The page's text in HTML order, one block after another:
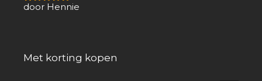
5van 5
door Hennie
Met korting kopen